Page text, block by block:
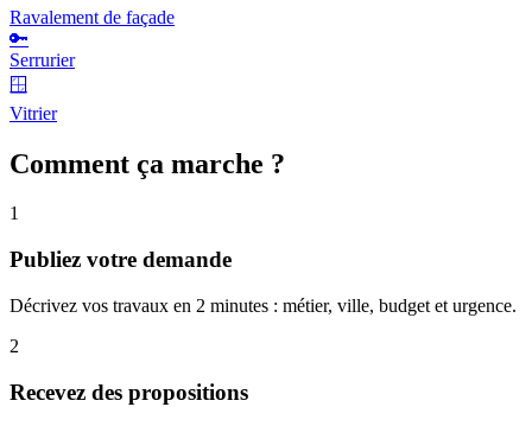
Ravalement de façade
🔑
Serrurier
🪟
Vitrier
Comment ça marche ?
1
Publiez votre demande
Décrivez vos travaux en 2 minutes : métier, ville, budget et urgence.
2
Recevez des propositions